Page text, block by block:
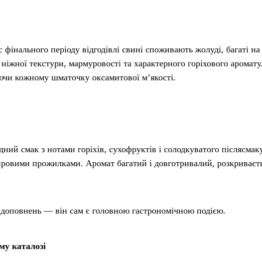
періоду відгодівлі свині споживають жолуді, багаті
текстури, мармуровості та характерного горіхового
кожному шматочку оксамитової м’якості.
смак з нотами горіхів, сухофруктів і солодкуватого
прожилками. Аромат багатий і довготривалий,
— він сам є головною гастрономічною подією.
каталозі